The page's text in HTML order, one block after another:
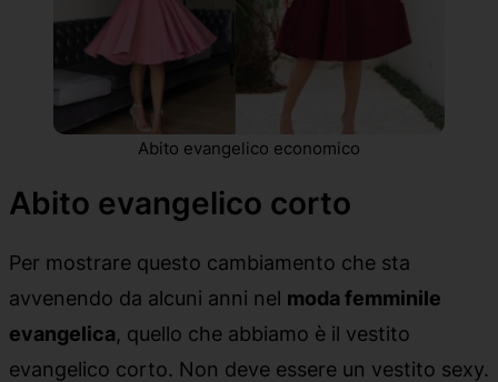
Abito evangelico economico
Abito evangelico corto
Per mostrare questo cambiamento che sta
avvenendo da alcuni anni nel moda femminile
evangelica, quello che abbiamo è il vestito
evangelico corto. Non deve essere un vestito sexy.